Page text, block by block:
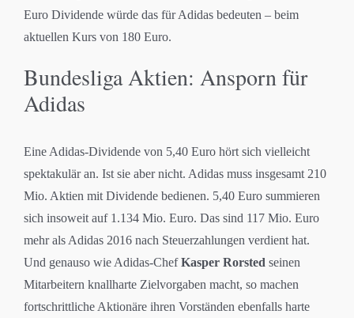
Euro Dividende würde das für Adidas bedeuten – beim
aktuellen Kurs von 180 Euro.
Bundesliga Aktien: Ansporn für
Adidas
Eine Adidas-Dividende von 5,40 Euro hört sich vielleicht
spektakulär an. Ist sie aber nicht. Adidas muss insgesamt 210
Mio. Aktien mit Dividende bedienen. 5,40 Euro summieren
sich insoweit auf 1.134 Mio. Euro. Das sind 117 Mio. Euro
mehr als Adidas 2016 nach Steuerzahlungen verdient hat.
Und genauso wie Adidas-ChefKasper Rorsted seinen
Mitarbeitern knallharte Zielvorgaben macht, so machen
fortschrittliche Aktionäre ihren Vorständen ebenfalls harte